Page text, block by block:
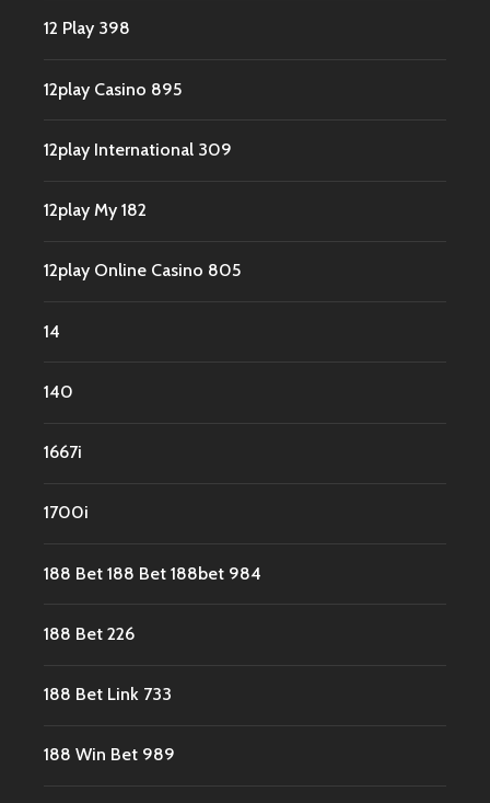
12 Play 398
12play Casino 895
12play International 309
12play My 182
12play Online Casino 805
14
140
1667i
1700i
188 Bet 188 Bet 188bet 984
188 Bet 226
188 Bet Link 733
188 Win Bet 989